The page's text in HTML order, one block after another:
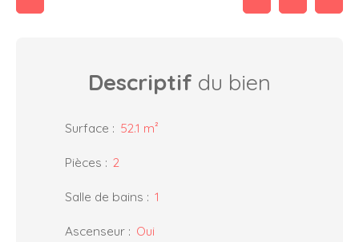
Descriptif du bien
Surface : 52.1 m²
Pièces : 2
Salle de bains : 1
Ascenseur : Oui